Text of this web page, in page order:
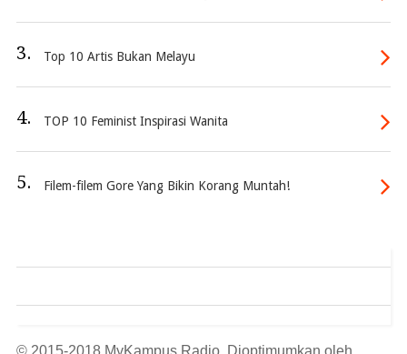
3. Top 10 Artis Bukan Melayu
4. TOP 10 Feminist Inspirasi Wanita
5. Filem-filem Gore Yang Bikin Korang Muntah!
© 2015-2018 MyKampus Radio. Dioptimumkan oleh